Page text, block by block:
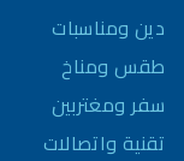
دين ومناسبات
طقس ومناخ
سفر ومغتربين
تقنية واتصالات